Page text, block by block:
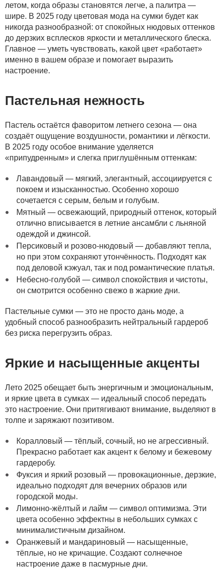
летом, когда образы становятся легче, а палитра —
шире. В 2025 году цветовая мода на сумки будет как
никогда разнообразной: от спокойных нюдовых оттенков
до дерзких всплесков яркости и металлического блеска.
Главное — уметь чувствовать, какой цвет «работает»
именно в вашем образе и помогает выразить
настроение.
Пастельная нежность
Пастель остаётся фаворитом летнего сезона — она
создаёт ощущение воздушности, романтики и лёгкости.
В 2025 году особое внимание уделяется
«припудренным» и слегка приглушённым оттенкам:
Лавандовый — мягкий, элегантный, ассоциируется с
покоем и изысканностью. Особенно хорошо
сочетается с серым, белым и голубым.
Мятный — освежающий, природный оттенок, который
отлично вписывается в летние ансамбли с льняной
одеждой и джинсой.
Персиковый и розово-нюдовый — добавляют тепла,
но при этом сохраняют утончённость. Подходят как
под деловой кэжуал, так и под романтические платья.
Небесно-голубой — символ спокойствия и чистоты,
он смотрится особенно свежо в жаркие дни.
Пастельные сумки — это не просто дань моде, а
удобный способ разнообразить нейтральный гардероб
без риска перегрузить образ.
Яркие и насыщенные акценты
Лето 2025 обещает быть энергичным и эмоциональным,
и яркие цвета в сумках — идеальный способ передать
это настроение. Они притягивают внимание, выделяют в
толпе и заряжают позитивом.
Коралловый — тёплый, сочный, но не агрессивный.
Прекрасно работает как акцент к белому и бежевому
гардеробу.
Фуксия и яркий розовый — провокационные, дерзкие,
идеально подходят для вечерних образов или
городской моды.
Лимонно-жёлтый и лайм — символ оптимизма. Эти
цвета особенно эффектны в небольших сумках с
минималистичным дизайном.
Оранжевый и мандариновый — насыщенные,
тёплые, но не кричащие. Создают солнечное
настроение даже в пасмурные дни.